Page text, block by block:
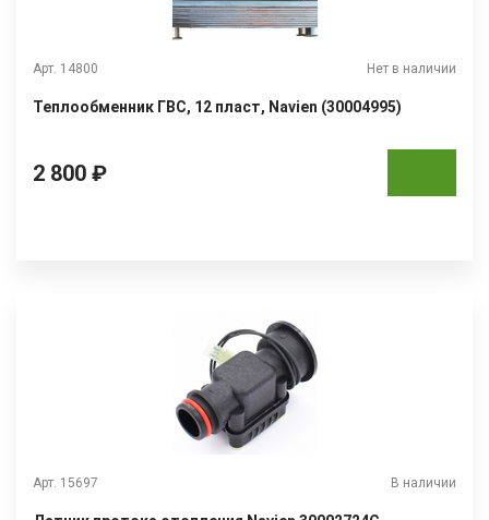
Арт. 14800 Нет в наличии
Теплообменник ГВС, 12 пласт, Navien (30004995)
2 800 ₽
Арт. 15697 В наличии